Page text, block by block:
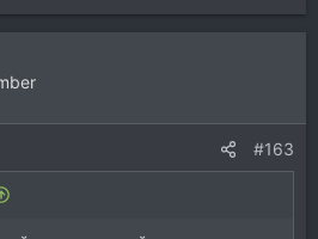
#163